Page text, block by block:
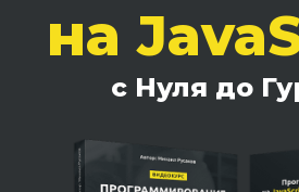
на
с Нуля до